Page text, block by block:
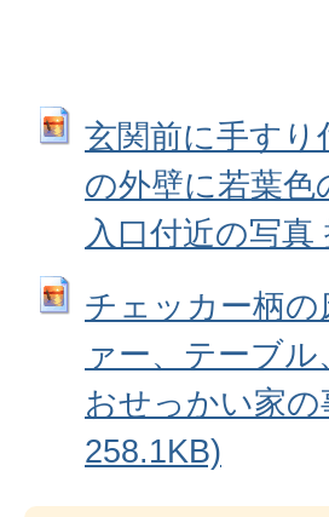
玄関前に手す
の外壁に若葉
入口付近の写
チェッカー柄
ァー、テーブ
おせっかい家
258.1KB)